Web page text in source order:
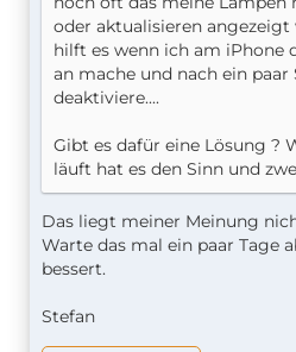
oder aktualisieren angezeigt
hilft es wenn ich am iPhone
an mache und nach ein paar
deaktiviere....
Gibt es dafür eine Lösung ?
läuft hat es den Sinn und
Das liegt meiner Meinung
Warte das mal ein paar Tage
bessert.
Stefan